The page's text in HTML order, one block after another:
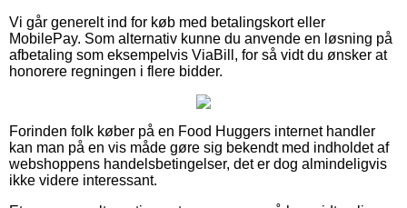
Vi går generelt ind for køb med betalingskort eller
MobilePay. Som alternativ kunne du anvende en løsning på
afbetaling som eksempelvis ViaBill, for så vidt du ønsker at
honorere regningen i flere bidder.
Forinden folk køber på en Food Huggers internet handler
kan man på en vis måde gøre sig bekendt med indholdet af
webshoppens handelsbetingelser, det er dog almindeligvis
ikke videre interessant.